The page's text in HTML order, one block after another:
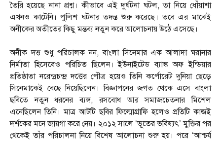
তৈরি হয়েছে নানা প্রশ্ন। কীভাবে এই দুর্ঘটনা ঘটল, তা নিয়ে ধোঁয়াশা
এখনও কাটেনি। পুলিশ ঘটনার তদন্ত শুরু করেছে। তবে এর মাঝেই
অনীকের অতীতের কিছু মন্তব্য নতুন করে আলোচনায় উঠে এসেছে।
অনীক দত্ত শুধু পরিচালক নন, বাংলা সিনেমার এক আলাদা ঘরানার
নির্মাতা হিসেবেও পরিচিত ছিলেন। ইউনাইটেড ব্যাঙ্ক অফ ইন্ডিয়ার
প্রতিষ্ঠাতা নরেন্দ্রচন্দ্র দত্তের পৌত্র হয়েও তিনি কর্পোরেট দুনিয়া ছেড়ে
সিনেমাকেই বেছে নিয়েছিলেন। বিজ্ঞাপনের জগত থেকে এসে বাংলা
ছবিতে নতুন ধরনের ব্যঙ্গ, রসবোধ আর সমাজচেতনার মিশেল
এনেছিলেন তিনি। মাত্র আটটি ছবির ফিল্মোগ্রাফি হলেও প্রতিটি কাজই
দর্শকের মনে জায়গা করে নেয়। ২০১২ সালে ‘ভূতের ভবিষ্যৎ’ মুক্তির পর
থেকেই তাঁর পরিচালনা নিয়ে বিশেষ আলোচনা শুরু হয়। পরে ‘আশ্চর্য